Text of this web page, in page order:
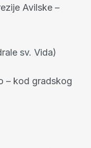
Avilske –
sv. Vida)
– kod gradskog